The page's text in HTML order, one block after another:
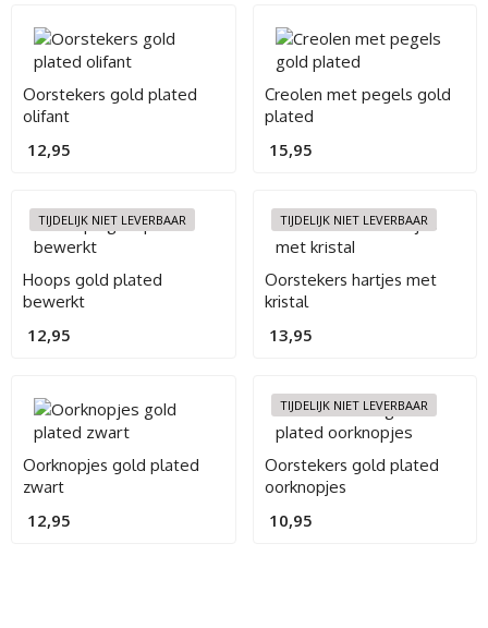
Oorstekers gold plated
olifant
12,95
Creolen met pegels gold
plated
15,95
TIJDELIJK NIET LEVERBAAR
Hoops gold plated
bewerkt
12,95
TIJDELIJK NIET LEVERBAAR
Oorstekers hartjes met
kristal
13,95
Oorknopjes gold plated
zwart
12,95
TIJDELIJK NIET LEVERBAAR
Oorstekers gold plated
oorknopjes
10,95